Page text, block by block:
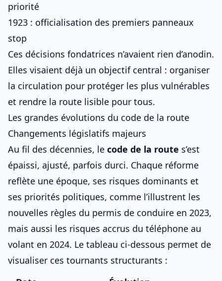
priorité
1923 : officialisation des premiers panneaux
stop
Ces décisions fondatrices n’avaient rien d’anodin.
Elles visaient déjà un objectif central : organiser
la circulation pour protéger les plus vulnérables
et rendre la route lisible pour tous.
Les grandes évolutions du code de la route
Changements législatifs majeurs
Au fil des décennies, le code de la route s’est
épaissi, ajusté, parfois durci. Chaque réforme
reflète une époque, ses risques dominants et
ses priorités politiques, comme l’illustrent les
nouvelles règles du permis de conduire en 2023,
mais aussi les risques accrus du téléphone au
volant en 2024. Le tableau ci-dessous permet de
visualiser ces tournants structurants :